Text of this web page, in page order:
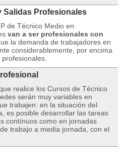
Salidas Profesionales
de Técnico Medio en
van a ser profesionales con
la demanda de trabajadores en
considerablemente, por encima
realice los Cursos de Técnico
serán muy variables en
trabajen: en la situación del
es posible desarrollar las tareas
contínuos como en jornadas
trabajo a media jornada, con el